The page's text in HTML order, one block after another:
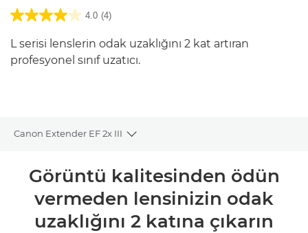
4.0 (4)
L serisi lenslerin odak uzaklığını 2 kat artıran
profesyonel sınıf uzatıcı.
Canon Extender EF 2x III
Toggle breadcrumbs
Genel Bakış
Teknik Özellikler
Görüntü kalitesinden ödün
vermeden lensinizin odak
uzaklığını 2 katına çıkarın